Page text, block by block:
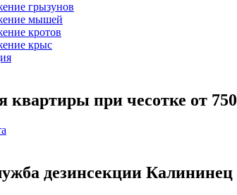
грызунов
мышей
кротов
крыс
квартиры при чесотке от 750
дезинсекции Калининец